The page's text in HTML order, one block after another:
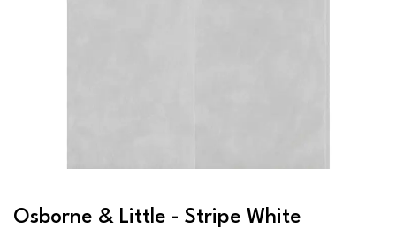
Osborne & Little - Stripe White